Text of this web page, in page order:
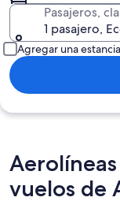
Pasajeros,
1 pasajero,
Agregar una
vuelos de